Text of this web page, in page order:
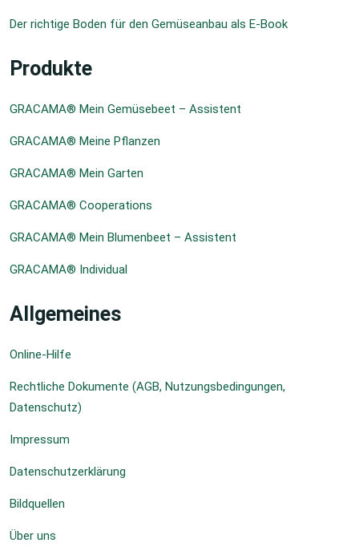
Der richtige Boden für den Gemüseanbau als E-Book
Produkte
GRACAMA® Mein Gemüsebeet – Assistent
GRACAMA® Meine Pflanzen
GRACAMA® Mein Garten
GRACAMA® Cooperations
GRACAMA® Mein Blumenbeet – Assistent
GRACAMA® Individual
Allgemeines
Online-Hilfe
Rechtliche Dokumente (AGB, Nutzungsbedingungen,
Datenschutz)
Impressum
Datenschutzerklärung
Bildquellen
Über uns